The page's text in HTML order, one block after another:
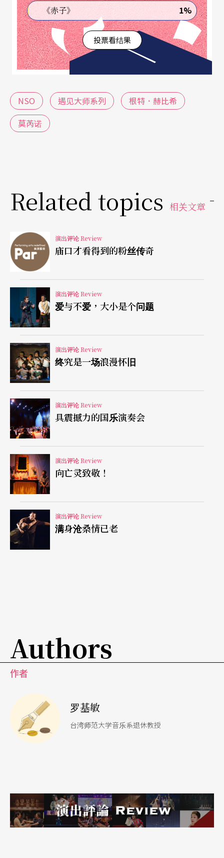
相形之下，弦乐虽然音色够好，整齐度却略嫌不
足，直至全曲接近结束之时，才终于走到一起，让
全曲能有还算美好的结束。
下半场的舒伯特《C大调交响曲「伟大」》，赫比希
依旧背谱上场，乐团表现比《奥柏龙序曲》好得
多，尤其是弦乐不时有佳作出现，展现一流乐团的
潜力，多少也带动了管乐的跟进，虽然依旧未能与
莫芮诺技惊全场，满足了听众期待
如同传统的「序曲—协奏曲—交响曲」音乐会，对
许多人而言，本场音乐会的聚焦处在于西贝流士的
《d小调小提琴协奏曲》。作品延续了十九世纪浪漫
的超技传统，是小提琴独奏者必备的试金石。年轻
的西班牙女性小提琴家莫芮诺全力以赴，技惊全
场，充分展现当今世界乐坛年轻一代演奏者掌握演
奏技巧的能力，亦满足了听众的期待。在赫比希的
带领下，乐团发挥了助奏的功能，衬托著独奏者，
让该曲成为当晚演出成绩最好的一首。美中不足的
是独奏者的服装，虽符合一般人对西班牙斗牛或卡
门的想像，却少了音乐会应有的高雅，在视觉美感
上是份缺憾。
作为职业乐团，NSO一向为人诟病的是稳定性，本
场音乐会里，这个问题再度暴露出来：个人技巧虽
足，整体音乐性尚弱。在老将赫比希的带领下，若
能琢磨出乐团的整体性，NSO的艺术成就应能更上
层楼。
《赤子》 1%
投票看结果
NSO 遇见大师系列
根特．赫比希
莫芮诺
Related topics 相关文章
演出评论 Review
庙口才看得到的粉丝传奇
演出评论 Review
爱与不爱，大小是个问题
演出评论 Review
终究是一场浪漫怀旧
演出评论 Review
具震撼力的国乐演奏会
演出评论 Review
向亡灵致敬！
演出评论 Review
满身沧桑情已老
Authors
作者
罗基敏
台湾师范大学音乐系退休教授